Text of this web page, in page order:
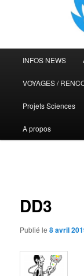
principal
INFOS NEWS
VOYAGES /
Projets Sciences
A propos
DD3
Publié le8 avril